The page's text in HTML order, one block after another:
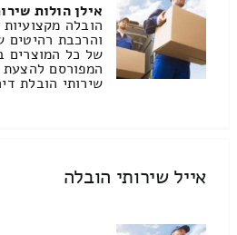
אילן הולות
הובלה מקצועיות
והרכבת רהיטים
של כל המוצרים
המפורסם להצעת
שירותי הובלת
אייל שירותי הובלה